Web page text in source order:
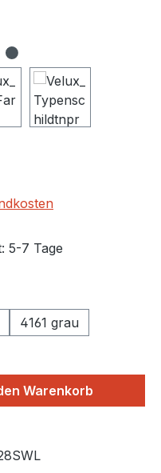
5-7 Tage
4161 grau
Warenkorb